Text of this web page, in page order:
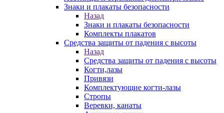
Знаки и плакаты безопасности
Назад
Знаки и плакаты безопасности
Комплекты плакатов
Средства защиты от падения с высоты
Назад
Средства защиты от падения с высоты
Когти,лазы
Привязи
Комплектующие когти-лазы
Стропы
Веревки, канаты